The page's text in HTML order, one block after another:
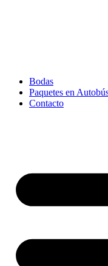
Bodas
Paquetes en
Contacto